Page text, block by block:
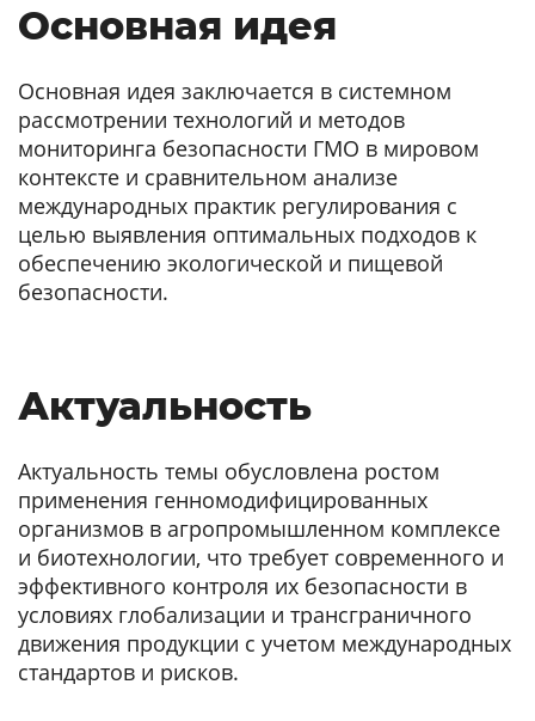
Основная идея
Основная идея заключается в системном
рассмотрении технологий и методов
мониторинга безопасности ГМО в мировом
контексте и сравнительном анализе
международных практик регулирования с
целью выявления оптимальных подходов к
обеспечению экологической и пищевой
безопасности.
Актуальность
Актуальность темы обусловлена ростом
применения генномодифицированных
организмов в агропромышленном комплексе
и биотехнологии, что требует современного и
эффективного контроля их безопасности в
условиях глобализации и трансграничного
движения продукции с учетом международных
стандартов и рисков.